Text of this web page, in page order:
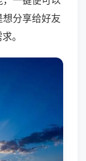
分享给好友
。